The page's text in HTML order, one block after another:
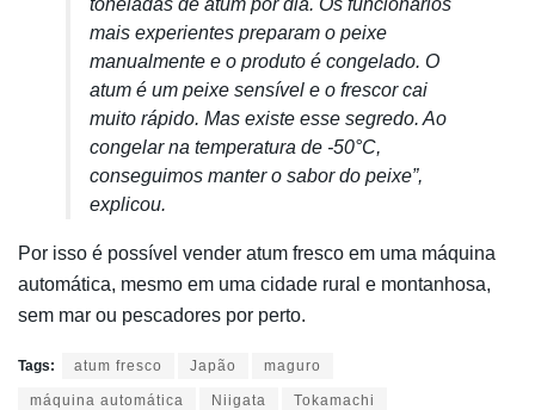
mais experientes preparam o peixe
manualmente e o produto é congelado. O
atum é um peixe sensível e o frescor cai
muito rápido. Mas existe esse segredo. Ao
congelar na temperatura de -50°C,
conseguimos manter o sabor do peixe”,
explicou.
Por isso é possível vender atum fresco em uma máquina
automática, mesmo em uma cidade rural e montanhosa,
sem mar ou pescadores por perto.
Tags: atum fresco Japão maguro
máquina automática Niigata Tokamachi